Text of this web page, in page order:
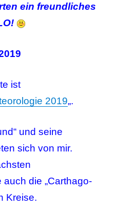
ein freundliches
ist
2019„.
und seine
sich von mir.
die „Carthago-
Kreise.